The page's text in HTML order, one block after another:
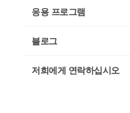
응용 프로그램
블로그
저희에게 연락하십시오